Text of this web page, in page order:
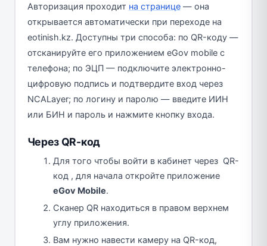
Авторизация проходит на странице— она
открывается автоматически при переходе на
eotinish.kz. Доступны три способа: по QR-коду —
отсканируйте его приложением eGov mobile с
телефона; по ЭЦП — подключите электронно-
цифровую подпись и подтвердите вход через
NCALayer; по логину и паролю — введите ИИН
или БИН и пароль и нажмите кнопку входа.
Через QR-код
Для того чтобы войти в кабинет через QR-
код , для начала откройте приложение
eGov Mobile.
Сканер QR находиться в правом верхнем
углу приложения.
Вам нужно навести камеру на QR-код,